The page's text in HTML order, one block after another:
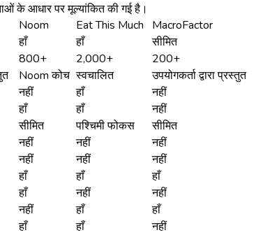
के आधार पर मूल्यांकित की गई है।
Noom Eat This Much
MacroFactor
हाँ हाँ
सीमित
800+ 2,000+
200+
Noom कोच स्वचालित
उपयोगकर्ता द्वारा प्रस्तुत
नहीं हाँ
नहीं
हाँ हाँ
नहीं
सीमित पश्चिमी फोकस
सीमित
नहीं नहीं
नहीं
नहीं नहीं
नहीं
हाँ हाँ
हाँ
हाँ नहीं
नहीं
नहीं हाँ
हाँ
हाँ हाँ
नहीं